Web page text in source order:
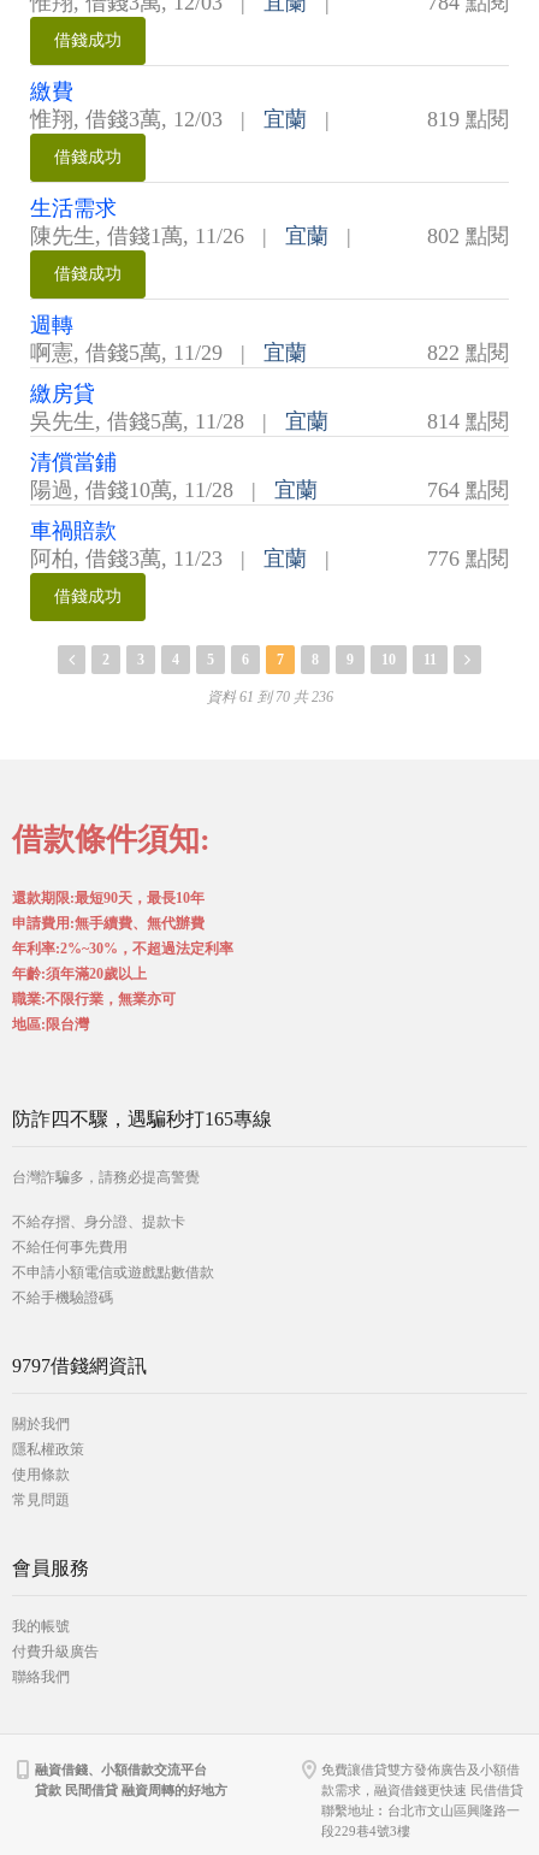
借錢成功
繳費
惟翔, 借錢3萬, 12/03 | 宜蘭 819 點閱
|
借錢成功
生活需求
陳先生, 借錢1萬, 11/26 | 宜蘭 802 點閱
|
借錢成功
週轉
啊憲, 借錢5萬, 11/29 | 宜蘭
822 點閱
繳房貸
吳先生, 借錢5萬, 11/28 | 宜蘭
814 點閱
清償當鋪
陽過, 借錢10萬, 11/28 | 宜蘭
764 點閱
車禍賠款
阿柏, 借錢3萬, 11/23 | 宜蘭 776 點閱
|
借錢成功
2 3 4 5 6 7 8 9 10 11
資料 61 到 70 共 236
借款條件須知:
還款期限:最短90天，最長10年
申請費用:無手續費、無代辦費
年利率:2%~30%，不超過法定利率
年齡:須年滿20歲以上
職業:不限行業，無業亦可
地區:限台灣
防詐四不驟，遇騙秒打165專線
台灣詐騙多，請務必提高警覺
不給存摺、身分證、提款卡
不給任何事先費用
不申請小額電信或遊戲點數借款
不給手機驗證碼
9797借錢網資訊
關於我們
隱私權政策
使用條款
常見問題
會員服務
我的帳號
付費升級廣告
聯絡我們
融資借錢、小額借款交流平台
貸款 民間借貸 融資周轉的好地方
免費讓借貸雙方發佈廣告及小額借
款需求，融資借錢更快速 民借借貸
聯繫地址︰台北市文山區興隆路一
段229巷4號3樓